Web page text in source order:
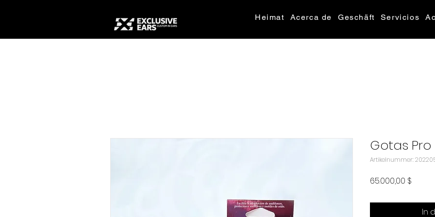
Heimat Acerca de Geschäft Servicios
Gotas Pro
Artikelnummer:
65.000,00 $
In